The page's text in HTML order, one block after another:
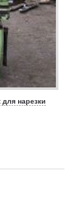
нарезки